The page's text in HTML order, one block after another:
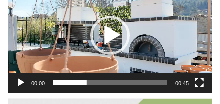
Βίντεο
00:00 00:45